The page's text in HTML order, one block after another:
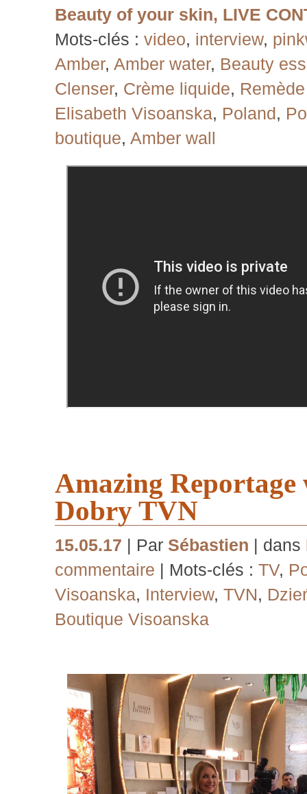
Beauty of your skin, LIVE
Mots-clés : video, interview,
Amber, Amber water, Beauty
Clenser, Crème liquide,
Elisabeth Visoanska, Poland,
boutique, Amber wall
Amazing Reportage
Dobry TVN
15.05.17 | Par Sébastien | dans
commentaire | Mots-clés : TV,
Visoanska, Interview, TVN,
Boutique Visoanska